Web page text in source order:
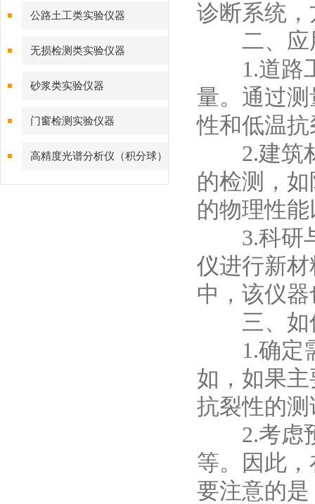
诊断系统
二、应
1.道路工
量。通过
性和低温
2.建筑材
的检测，
的物理性
3.科研与
仪进行新
中，该仪
三、如何
1.确定需
如，如果
抗裂性的
2.考虑预
等。因此
要注意的
公路土工类实验仪器
无损检测类实验仪器
砂浆类实验仪器
门窗检测实验仪器
高精度光谱分析仪（积分球）
综合测试系统